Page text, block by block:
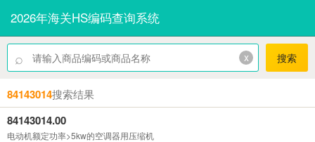
2026年海关HS编码查询系统
⌕ x 搜索
84143014搜索结果
84143014.00
电动机额定功率>5kw的空调器用压缩机